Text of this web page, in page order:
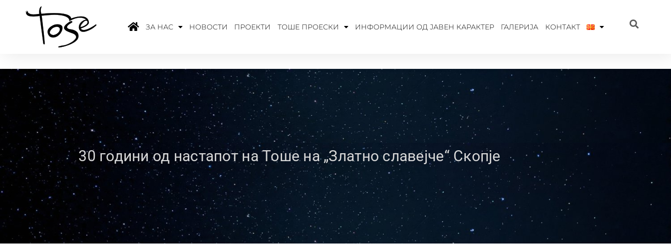
ЗА НАС НОВОСТИ ПРОЕКТИ ТОШЕ ПРОЕСКИ ИНФОРМАЦИИ ОД ЈАВЕН КАРАКТЕР ГАЛЕРИЈА КОНТАКТ
30 години од настапот на Тоше на „Златно славејче“ Скопје